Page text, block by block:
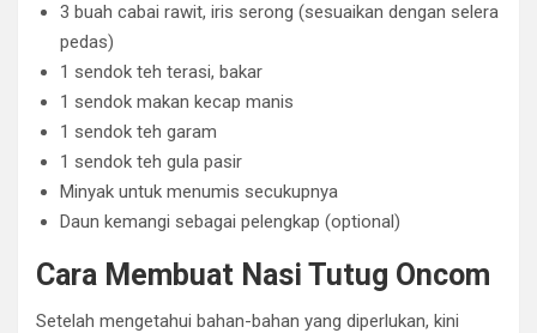
3 buah cabai rawit, iris serong (sesuaikan dengan selera
pedas)
1 sendok teh terasi, bakar
1 sendok makan kecap manis
1 sendok teh garam
1 sendok teh gula pasir
Minyak untuk menumis secukupnya
Daun kemangi sebagai pelengkap (optional)
Cara Membuat Nasi Tutug Oncom
Setelah mengetahui bahan-bahan yang diperlukan, kini